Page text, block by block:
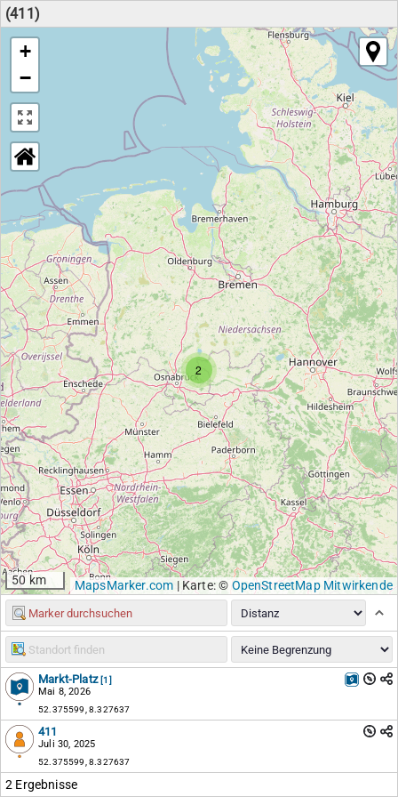
(411)
2
+
−
50 km MapsMarker.com |Karte: © OpenStreetMap Mitwirkende
Markt-Platz [1]
Mai 8, 2026
52.375599, 8.327637
411
Juli 30, 2025
52.375599, 8.327637
2 Ergebnisse